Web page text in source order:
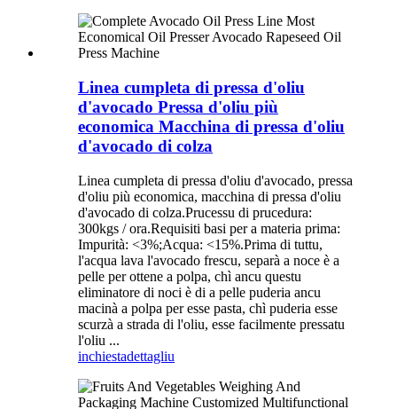
Linea cumpleta di pressa d'oliu
d'avocado Pressa d'oliu più
economica Macchina di pressa d'oliu
d'avocado di colza
Linea cumpleta di pressa d'oliu d'avocado, pressa
d'oliu più economica, macchina di pressa d'oliu
d'avocado di colza.Prucessu di prucedura:
300kgs / ora.Requisiti basi per a materia prima:
Impurità: <3%;Acqua: <15%.Prima di tuttu,
l'acqua lava l'avocado frescu, separà a noce è a
pelle per ottene a polpa, chì ancu questu
eliminatore di noci è di a pelle puderia ancu
macinà a polpa per esse pasta, chì puderia esse
scurzà a strada di l'oliu, esse facilmente pressatu
l'oliu ...
inchiestadettagliu